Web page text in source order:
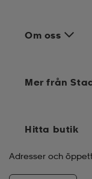
Om oss
Mer från
Hitta butik
Adresser och